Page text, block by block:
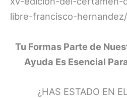
libre-francisco-hernandez/
Tu Formas Parte de
Ayuda Es Esencial
¿HAS ESTADO EN